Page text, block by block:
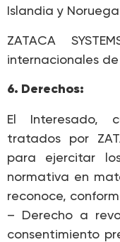
Islandia y
ZATACA
internacionales
6. Derechos:
El Interesado,
tratados por
para ejercitar
normativa en
reconoce,
– Derecho a
consentimiento